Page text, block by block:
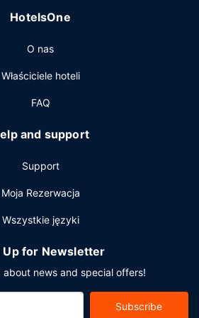
HotelsOne
O nas
Właściciele hoteli
FAQ
and support
Support
Moja Rezerwacja
Wszystkie języki
Up for Newsletter
about news and special offers!
Subscribe